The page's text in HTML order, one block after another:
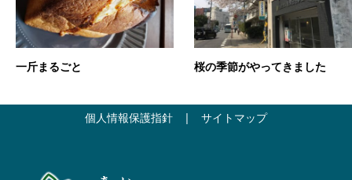
一斤まるごと 桜の季節がやってきました
個人情報保護指針 | サイトマップ